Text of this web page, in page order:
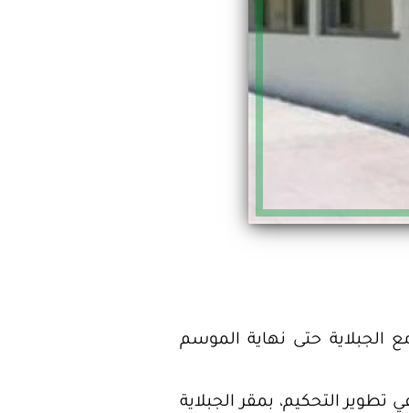
الجبلاية حتى نهاية الموسم
تطوير التحكيم، بمقر الجبلاية